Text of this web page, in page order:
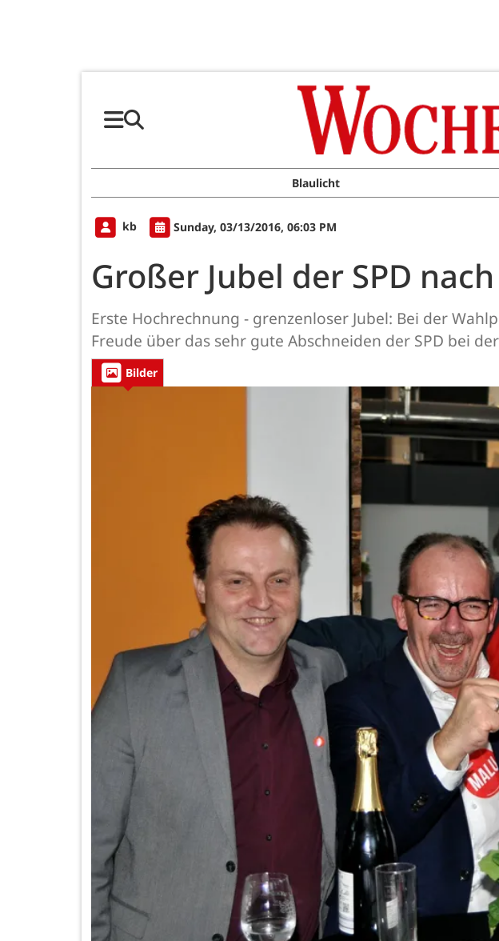
Blaulicht
kb Sunday, 03/13/2016, 06:03 PM
Großer Jubel der SPD
Erste Hochrechnung - grenzenloser Jubel: Bei der
Freude über das sehr gute Abschneiden der SPD bei
Bilder